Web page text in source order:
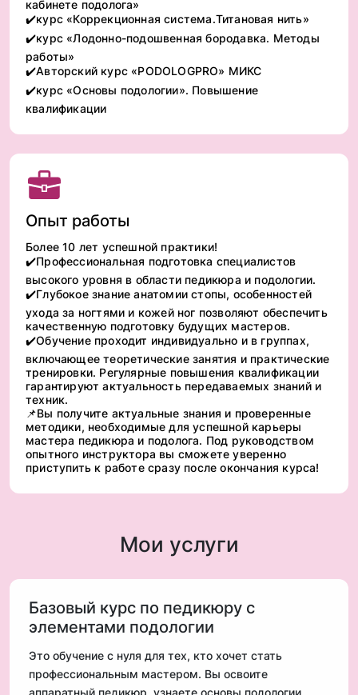
кабинете подолога»
✔️курс «Коррекционная система.Титановая нить»
✔️курс «Лодонно-подошвенная бородавка. Методы
работы»
✔️Авторский курс «PODOLOGPRO» МИКС
✔️курс «Основы подологии». Повышение
квалификации
Опыт работы
Более 10 лет успешной практики!
✔️Профессиональная подготовка специалистов
высокого уровня в области педикюра и подологии.
✔️Глубокое знание анатомии стопы, особенностей
ухода за ногтями и кожей ног позволяют обеспечить
качественную подготовку будущих мастеров.
✔️Обучение проходит индивидуально и в группах,
включающее теоретические занятия и практические
тренировки. Регулярные повышения квалификации
гарантируют актуальность передаваемых знаний и
техник.
📌Вы получите актуальные знания и проверенные
методики, необходимые для успешной карьеры
мастера педикюра и подолога. Под руководством
опытного инструктора вы сможете уверенно
приступить к работе сразу после окончания курса!
Мои услуги
Базовый курс по педикюру с
элементами подологии
Это обучение с нуля для тех, кто хочет стать
профессиональным мастером. Вы освоите
аппаратный педикюр, узнаете основы подологии,